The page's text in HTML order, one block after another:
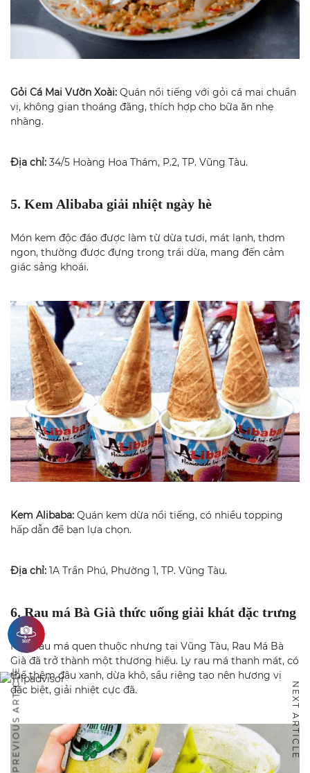
Gỏi Cá Mai Vườn Xoài: Quán nổi tiếng với gỏi cá mai chuẩn
vị, không gian thoáng đãng, thích hợp cho bữa ăn nhẹ
nhàng.
Địa chỉ: 34/5 Hoàng Hoa Thám, P.2, TP. Vũng Tàu.
5. Kem Alibaba giải nhiệt ngày hè
Món kem độc đáo được làm từ dừa tươi, mát lạnh, thơm
ngon, thường được đựng trong trái dừa, mang đến cảm
giác sảng khoái.
Kem Alibaba: Quán kem dừa nổi tiếng, có nhiều topping
hấp dẫn để bạn lựa chọn.
Địa chỉ: 1A Trần Phú, Phường 1, TP. Vũng Tàu.
6. Rau má Bà Già thức uống giải khát đặc trưng
Món rau má quen thuộc nhưng tại Vũng Tàu, Rau Má Bà
Già đã trở thành một thương hiệu. Ly rau má thanh mát, có
thể thêm đậu xanh, dừa khô, sầu riêng tạo nên hương vị
đặc biệt, giải nhiệt cực đã.
PREVIOUS ARTICLE NEXT ARTICLE